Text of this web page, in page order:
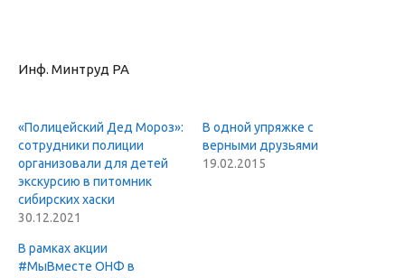
Инф. Минтруд РА
«Полицейский Дед Мороз»:
сотрудники полиции
организовали для детей
экскурсию в питомник
сибирских хаски
30.12.2021
В одной упряжке с
верными друзьями
19.02.2015
В рамках акции
#МыВместе ОНФ в